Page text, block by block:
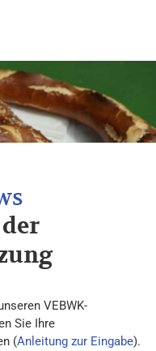
VEBWK-
Sie Ihre
(Anleitung zur Eingabe).